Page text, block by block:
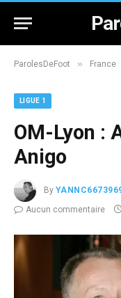
ParolesDeFoot » France
LIGUE 1
OM-Lyon :
Anigo
By
Aucun commentaire